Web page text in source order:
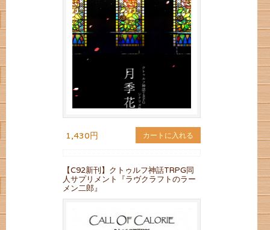
1,430円 カートに入れる
【C92新刊】クトゥルフ神話TRPG同
人サプリメント『ラヴクラフトのラー
メン二郎』